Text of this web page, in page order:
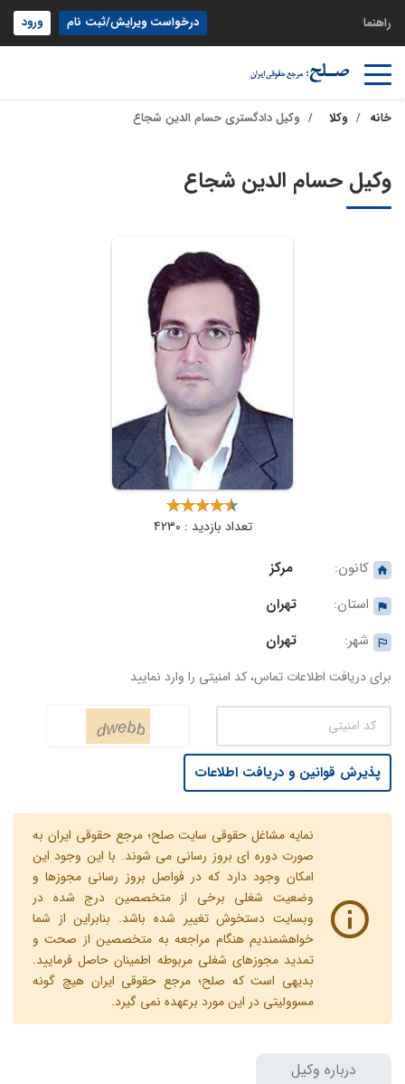
راهنما درخواست ویرایش/ثبت نام ورود
خانه وکلا وکیل دادگستری حسام الدین شجاع
وکیل حسام الدین شجاع
تعداد بازدید : 4230
کانون:
مرکز
استان:
تهران
شهر:
تهران
برای دریافت اطلاعات تماس، کد امنیتی را وارد نمایید
پذیرش قوانین و دریافت اطلاعات
نمایه مشاغل حقوقی سایت صلح؛ مرجع حقوقی ایران به
صورت دوره ای بروز رسانی می شوند. با این وجود این
امکان وجود دارد که در فواصل بروز رسانی مجوزها و
وضعیت شغلی برخی از متخصصین درج شده در
وبسایت دستخوش تغییر شده باشد. بنابراین از شما
خواهشمندیم هنگام مراجعه به متخصصین از صحت و
تمدید مجوزهای شغلی مربوطه اطمینان حاصل فرمایید.
بدیهی است که صلح؛ مرجع حقوقی ایران هیچ گونه
مسوولیتی در این مورد برعهده نمی گیرد.
درباره وکیل